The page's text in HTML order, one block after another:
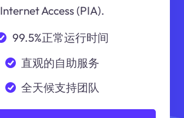
Internet Access (PIA).
99.5%正常运行时间
直观的自助服务
全天候支持团队